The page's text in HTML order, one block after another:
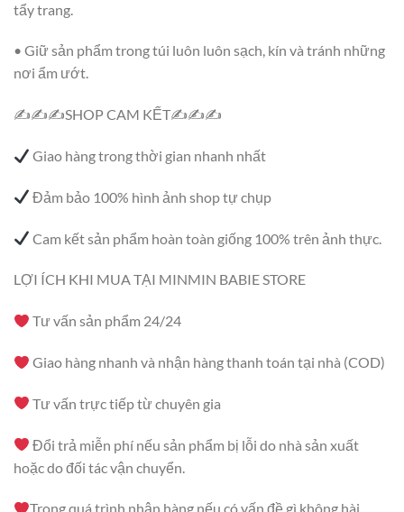
tẩy trang.
• Giữ sản phẩm trong túi luôn luôn sạch, kín và tránh những
nơi ẩm ướt.
✍✍✍SHOP CAM KẾT✍✍✍
Giao hàng trong thời gian nhanh nhất
Đảm bảo 100% hình ảnh shop tự chụp
Cam kết sản phẩm hoàn toàn giống 100% trên ảnh thực.
LỢI ÍCH KHI MUA TẠI MINMIN BABIE STORE
Tư vấn sản phẩm 24/24
Giao hàng nhanh và nhận hàng thanh toán tại nhà (COD)
Tư vấn trực tiếp từ chuyên gia
Đổi trả miễn phí nếu sản phẩm bị lỗi do nhà sản xuất
hoặc do đối tác vận chuyển.
Trong quá trình nhận hàng nếu có vấn đề gì không hài